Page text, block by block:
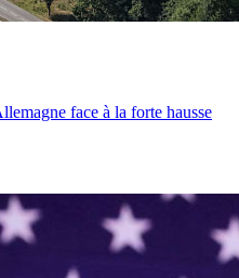
face à la forte hausse